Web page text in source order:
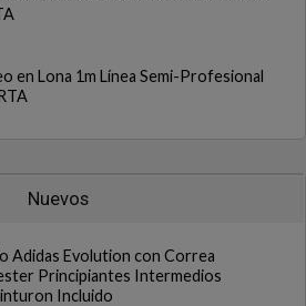
en Lona 1m Línea Semi-Profesional
Nuevos
Adidas Evolution con Correa
Principiantes Intermedios
Incluido